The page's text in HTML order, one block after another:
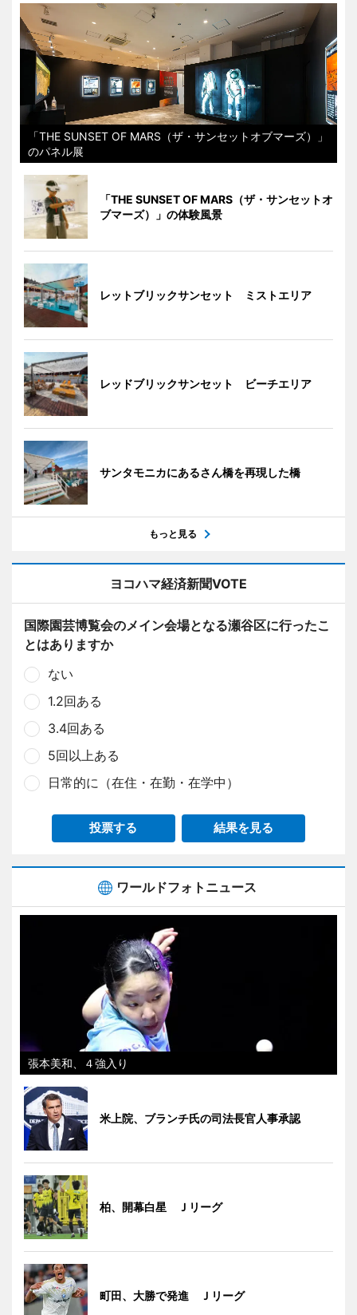
「THE SUNSET OF MARS（ザ・サンセットオブマーズ）」
のパネル展
「THE SUNSET OF MARS（ザ・サンセットオ
ブマーズ）」の体験風景
レットブリックサンセット ミストエリア
レッドブリックサンセット ビーチエリア
サンタモニカにあるさん橋を再現した橋
もっと見る
ヨコハマ経済新聞VOTE
国際園芸博覧会のメイン会場となる瀬谷区に行ったこ
とはありますか
ない
1.2回ある
3.4回ある
5回以上ある
日常的に（在住・在勤・在学中）
投票する 結果を見る
ワールドフォトニュース
張本美和、４強入り
米上院、ブランチ氏の司法長官人事承認
柏、開幕白星 Ｊリーグ
町田、大勝で発進 Ｊリーグ